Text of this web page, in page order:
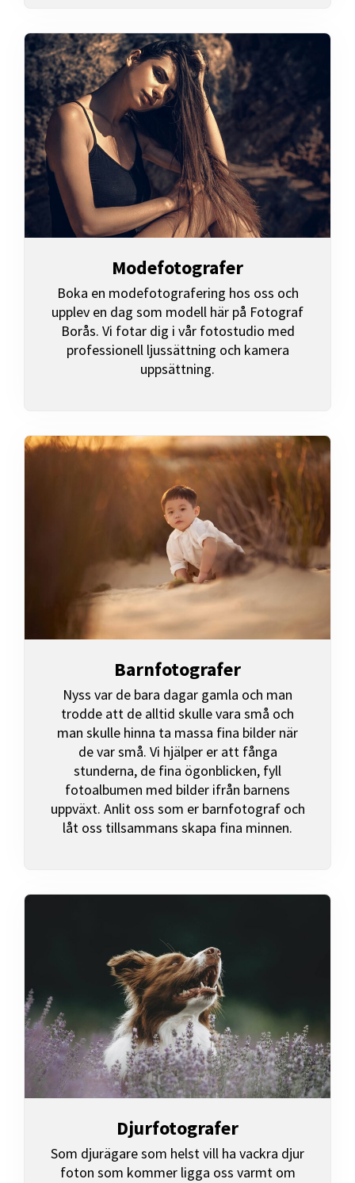
Modefotografer
Boka en modefotografering hos oss och
upplev en dag som modell här på Fotograf
Borås. Vi fotar dig i vår fotostudio med
professionell ljussättning och kamera
uppsättning.
Barnfotografer
Nyss var de bara dagar gamla och man
trodde att de alltid skulle vara små och
man skulle hinna ta massa fina bilder när
de var små. Vi hjälper er att fånga
stunderna, de fina ögonblicken, fyll
fotoalbumen med bilder ifrån barnens
uppväxt. Anlit oss som er barnfotograf och
låt oss tillsammans skapa fina minnen.
Djurfotografer
Som djurägare som helst vill ha vackra djur
foton som kommer ligga oss varmt om